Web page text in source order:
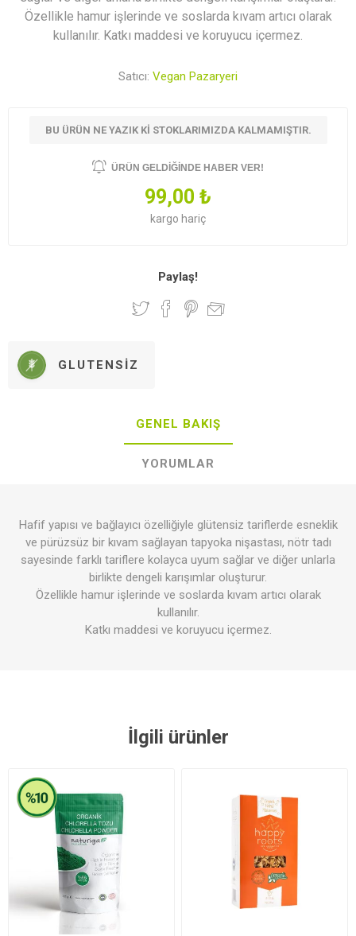
Özellikle hamur işlerinde ve soslarda kıvam artıcı olarak
kullanılır. Katkı maddesi ve koruyucu içermez.
Satıcı: Vegan Pazaryeri
BU ÜRÜN NE YAZIK KI STOKLARIMIZDA KALMAMIŞTIR.
ÜRÜN GELDIĞINDE HABER VER!
99,00 ₺
kargo hariç
Paylaş!
GLUTENSIZ
GENEL BAKIŞ
YORUMLAR
Hafif yapısı ve bağlayıcı özelliğiyle glütensiz tariflerde esneklik
ve pürüzsüz bir kıvam sağlayan tapyoka nişastası, nötr tadı
sayesinde farklı tariflere kolayca uyum sağlar ve diğer unlarla
birlikte dengeli karışımlar oluşturur.
Özellikle hamur işlerinde ve soslarda kıvam artıcı olarak
kullanılır.
Katkı maddesi ve koruyucu içermez.
İlgili ürünler